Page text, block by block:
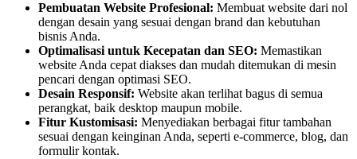
Pembuatan Website Profesional: Membuat website dari nol
dengan desain yang sesuai dengan brand dan kebutuhan
bisnis Anda.
Optimalisasi untuk Kecepatan dan SEO: Memastikan
website Anda cepat diakses dan mudah ditemukan di mesin
pencari dengan optimasi SEO.
Desain Responsif: Website akan terlihat bagus di semua
perangkat, baik desktop maupun mobile.
Fitur Kustomisasi: Menyediakan berbagai fitur tambahan
sesuai dengan keinginan Anda, seperti e-commerce, blog, dan
formulir kontak.